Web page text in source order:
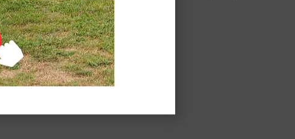
20. Juli in Adendorf.